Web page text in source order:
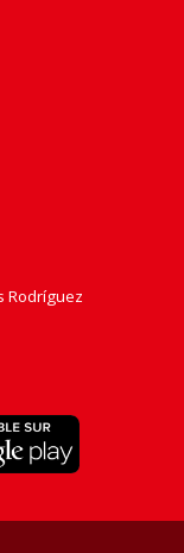
Rodríguez